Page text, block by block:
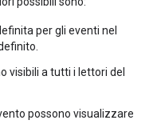
per gli eventi nel
visibili a tutti i lettori del
possono visualizzare